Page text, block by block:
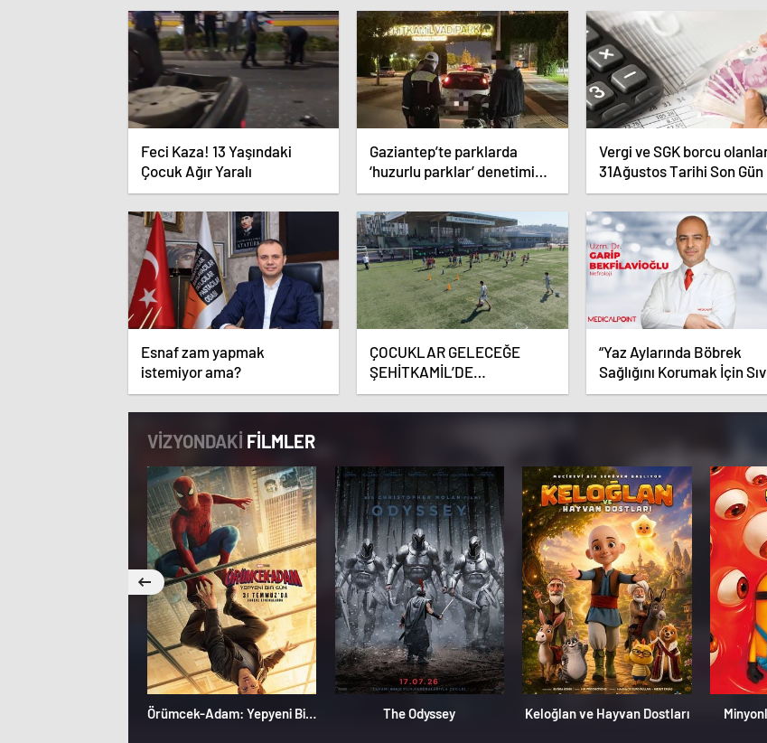
Abdulhamit Gül: “Kanun
Teklifi Milletimizin
Feci Kaza! 13 Yaşındaki
Çocuk Ağır Yaralı
Gaziantep’te parklarda
‘huzurlu parklar’ denetimi
yapıldı.
Vergi ve SGK borcu
31Ağustos Tarihi Son Gün
Esnaf zam yapmak
istemiyor ama?
ÇOCUKLAR GELECEĞE
ŞEHİTKAMİL’DE
HAZIRLANIYOR
“Yaz Aylarında Böbrek
Sağlığını Korumak İçin
Tüketimine Dikkat”
VİZYONDAKİ FİLMLER
Örümcek-Adam: Yepyeni Bir Gün The Odyssey Keloğlan ve Hayvan Dostları